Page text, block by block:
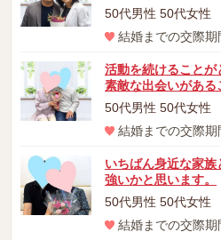
50代男性 50代女性
結婚までの交際期
活動を続けることが
素敵な出会いがある
50代男性 50代女性
結婚までの交際
いちばん身近な家
強いかと思います。
50代男性 50代女性
結婚までの交際期